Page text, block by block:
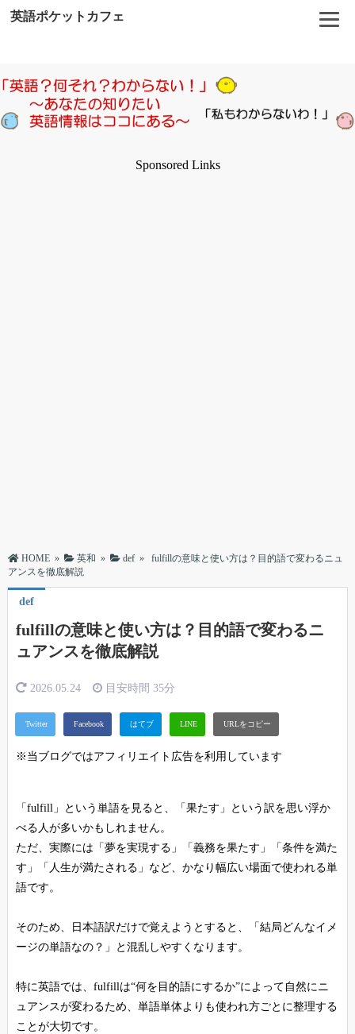
英語ポケットカフェ
Sponsored Links
HOME » 英和 » def »
fulfillの意味と使い方は？目的語で変わるニュ
アンスを徹底解説
def
fulfillの意味と使い方は？目的語で変わるニ
ュアンスを徹底解説
2026.05.24 目安時間 35分
※当ブログではアフィリエイト広告を利用しています
「fulfill」という単語を見ると、「果たす」という訳を思い浮か
べる人が多いかもしれません。
ただ、実際には「夢を実現する」「義務を果たす」「条件を満た
す」「人生が満たされる」など、かなり幅広い場面で使われる単
語です。
そのため、日本語訳だけで覚えようとすると、「結局どんなイメ
ージの単語なの？」と混乱しやすくなります。
特に英語では、fulfillは“何を目的語にするか”によって自然にニ
ュアンスが変わるため、単語単体よりも使われ方ごとに整理する
ことが大切です。